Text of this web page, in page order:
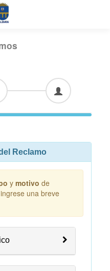
Reclamo
y motivo de
una breve